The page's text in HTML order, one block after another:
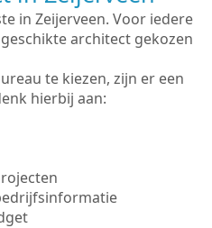
in Zeijerveen. Voor iedere
architect gekozen
te kiezen, zijn er een
hierbij aan: